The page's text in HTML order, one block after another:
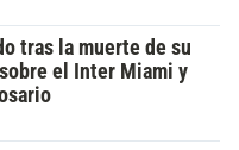
tras la muerte de su
el Inter Miami y